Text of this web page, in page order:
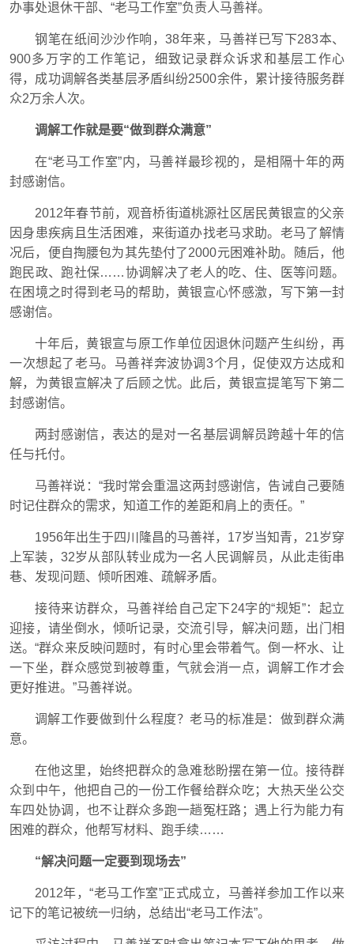
办事处退休干部、“老马工作室”负责人马善祥。
钢笔在纸间沙沙作响，38年来，马善祥已写下283本、
900多万字的工作笔记，细致记录群众诉求和基层工作心
得，成功调解各类基层矛盾纠纷2500余件，累计接待服务群
众2万余人次。
调解工作就是要“做到群众满意”
在“老马工作室”内，马善祥最珍视的，是相隔十年的两
封感谢信。
2012年春节前，观音桥街道桃源社区居民黄银宣的父亲
因身患疾病且生活困难，来街道办找老马求助。老马了解情
况后，便自掏腰包为其先垫付了2000元困难补助。随后，他
跑民政、跑社保……协调解决了老人的吃、住、医等问题。
在困境之时得到老马的帮助，黄银宣心怀感激，写下第一封
感谢信。
十年后，黄银宣与原工作单位因退休问题产生纠纷，再
一次想起了老马。马善祥奔波协调3个月，促使双方达成和
解，为黄银宣解决了后顾之忧。此后，黄银宣提笔写下第二
封感谢信。
两封感谢信，表达的是对一名基层调解员跨越十年的信
任与托付。
马善祥说：“我时常会重温这两封感谢信，告诫自己要随
时记住群众的需求，知道工作的差距和肩上的责任。”
1956年出生于四川隆昌的马善祥，17岁当知青，21岁穿
上军装，32岁从部队转业成为一名人民调解员，从此走街串
巷、发现问题、倾听困难、疏解矛盾。
接待来访群众，马善祥给自己定下24字的“规矩”：起立
迎接，请坐倒水，倾听记录，交流引导，解决问题，出门相
送。“群众来反映问题时，有时心里会带着气。倒一杯水、让
一下坐，群众感觉到被尊重，气就会消一点，调解工作才会
更好推进。”马善祥说。
调解工作要做到什么程度？老马的标准是：做到群众满
意。
在他这里，始终把群众的急难愁盼摆在第一位。接待群
众到中午，他把自己的一份工作餐给群众吃；大热天坐公交
车四处协调，也不让群众多跑一趟冤枉路；遇上行为能力有
困难的群众，他帮写材料、跑手续……
“解决问题一定要到现场去”
2012年，“老马工作室”正式成立，马善祥参加工作以来
记下的笔记被统一归纳，总结出“老马工作法”。